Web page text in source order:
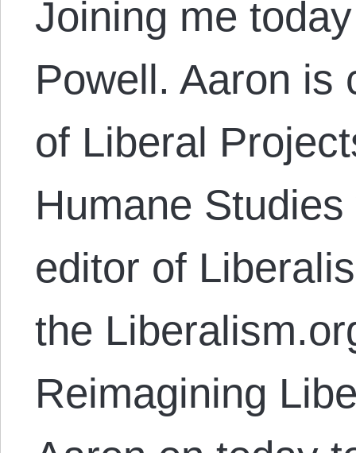
Joining me
Powell. Aaron is
of Liberal
Humane
editor of
the
Reimagining